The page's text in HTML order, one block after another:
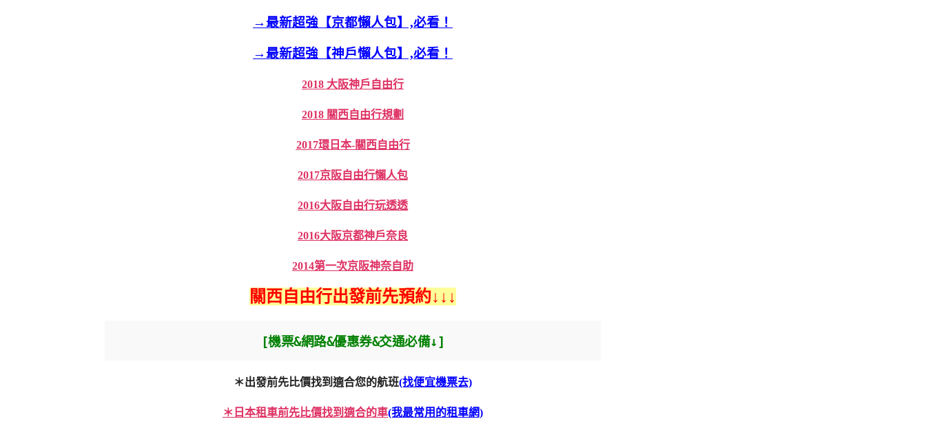
→最新超強【京都懶人包】,必看！
→最新超強【神戶懶人包】,必看！
2018 大阪神戶自由行
2018 關西自由行規劃
2017環日本-關西自由行
2017京阪自由行懶人包
2016大阪自由行玩透透
2016大阪京都神戶奈良
2014第一次京阪神奈自助
關西自由行出發前先預約↓↓↓
[機票&網路&優惠券&交通必備↓]
＊出發前先比價找到適合您的航班(找便宜機票去)
＊日本租車前先比價找到適合的車(我最常用的租車網)